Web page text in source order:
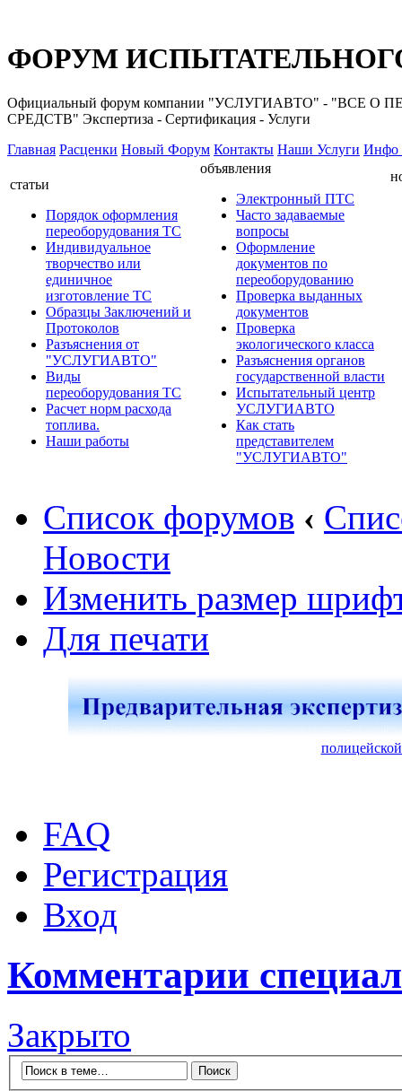
ФОРУМ
Официальный форум компании "УСЛУГИАВТО" -
СРЕДСТВ" Экспертиза - Сертификация - Услуги
Главная Расценки Новый Форум Контакты Наши Услуги Инфо
статьи
Порядок оформления
переоборудования ТС
Индивидуальное
творчество или
единичное
изготовление ТС
Образцы Заключений и
Протоколов
Разъяснения от
"УСЛУГИАВТО"
Виды
переоборудования ТС
Расчет норм расхода
топлива.
Наши работы
объявления
Электронный ПТС
Часто задаваемые
вопросы
Оформление
документов по
переоборудованию
Проверка выданных
документов
Проверка
экологического класса
Разъяснения органов
государственной власти
Испытательный центр
УСЛУГИАВТО
Как стать
представителем
"УСЛУГИАВТО"
Список форумов ‹
Новости
Изменить размер
Для печати
FAQ
Регистрация
Вход
Комментарии
Закрыто